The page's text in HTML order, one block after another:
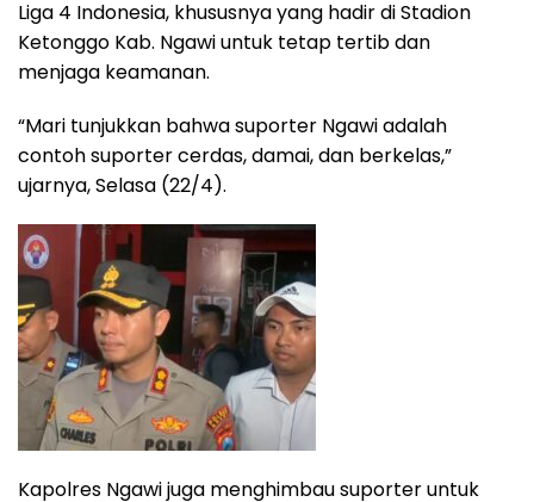
Liga 4 Indonesia, khususnya yang hadir di Stadion
Ketonggo Kab. Ngawi untuk tetap tertib dan
menjaga keamanan.
“Mari tunjukkan bahwa suporter Ngawi adalah
contoh suporter cerdas, damai, dan berkelas,”
ujarnya, Selasa (22/4).
Kapolres Ngawi juga menghimbau suporter untuk